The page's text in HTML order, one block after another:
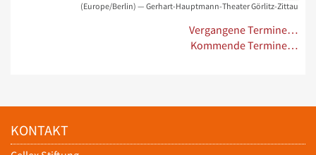
(Europe/Berlin) — Gerhart-Hauptmann-Theater Görlitz-Zittau
Vergangene Termine…
Kommende Termine…
KONTAKT